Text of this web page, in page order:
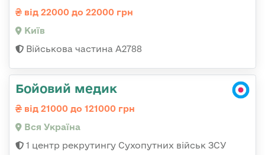
від 22000 до 22000 грн
Київ
Військова частина А2788
Бойовий медик
від 21000 до 121000 грн
Вся Україна
1 центр рекрутингу Сухопутних військ ЗСУ